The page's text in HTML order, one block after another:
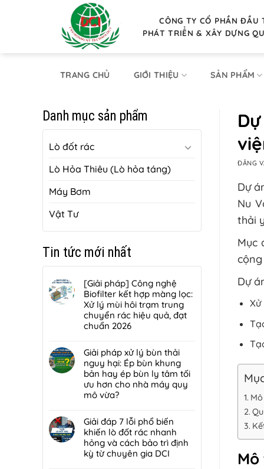
CÔNG TY CỔ PHẦN ĐẦU
PHÁT TRIỂN & XÂY DỰNG
TRANG CHỦ GIỚI THIỆU SẢN PHẨM
Danh mục sản phẩm
Lò đốt rác
Lò Hỏa Thiêu (Lò hỏa táng)
Máy Bơm
Vật Tư
Tin tức mới nhất
[Giải pháp] Công nghệ
Biofilter kết hợp màng lọc:
Xử lý mùi hôi trạm trung
chuyển rác hiệu quả, đạt
chuẩn 2026
có
bình
luận
ở
[Giải
pháp]
nghệ
Biofilter
kết
hợp
Giải pháp xử lý bùn thải
nguy hại: Ép bùn khung
bản hay ép bùn ly tâm tối
ưu hơn cho nhà máy quy
mô vừa?
có
bình
luận
ở
Giải
Giải đáp 7 lỗi phổ biến
khiến lò đốt rác nhanh
hỏng và cách bảo trì định
kỳ từ chuyên gia DCI
ĐĂNG
Dự
Nu
thải
Mục
Dự